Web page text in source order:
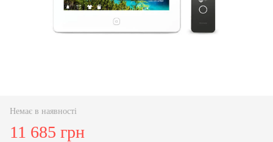
Немає в наявності
11 685 грн